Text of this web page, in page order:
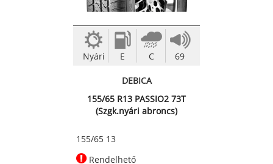
Nyári E C 69
DEBICA
155/65 R13 PASSIO2 73T
(Szgk.nyári abroncs)
155/65 13
Rendelhető